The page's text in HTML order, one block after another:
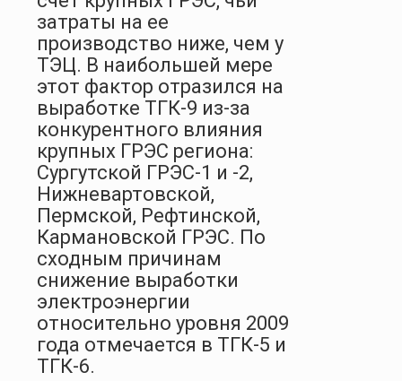
затраты на ее
производство ниже, чем у
ТЭЦ. В наибольшей мере
этот фактор отразился на
выработке ТГК-9 из-за
конкурентного влияния
крупных ГРЭС региона:
Сургутской ГРЭС-1 и -2,
Нижневартовской,
Пермской, Рефтинской,
Кармановской ГРЭС. По
сходным причинам
снижение выработки
электроэнергии
относительно уровня 2009
года отмечается в ТГК-5 и
ТГК-6.